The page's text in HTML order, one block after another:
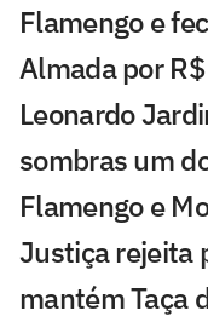
Flamengo e
Almada por
Leonardo
sombras um
Flamengo e
Justiça rejeita
mantém Taça